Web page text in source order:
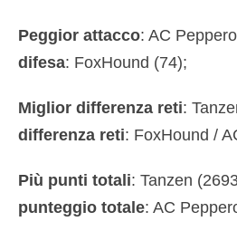
Peggior attacco: AC
difesa: FoxHound (74);
Miglior differenza reti:
differenza reti: FoxHound /
Più punti totali: Tanzen
punteggio totale: AC